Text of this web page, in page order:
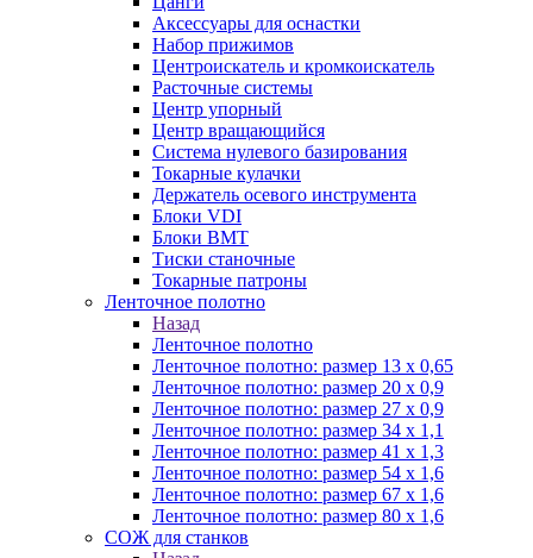
Аксессуары для оснастки
Набор прижимов
Центроискатель и кромкоискатель
Расточные системы
Центр упорный
Центр вращающийся
Система нулевого базирования
Токарные кулачки
Держатель осевого инструмента
Блоки VDI
Блоки BMT
Тиски станочные
Токарные патроны
Ленточное полотно
Назад
Ленточное полотно
Ленточное полотно: размер 13 х 0,65
Ленточное полотно: размер 20 х 0,9
Ленточное полотно: размер 27 х 0,9
Ленточное полотно: размер 34 х 1,1
Ленточное полотно: размер 41 х 1,3
Ленточное полотно: размер 54 х 1,6
Ленточное полотно: размер 67 х 1,6
Ленточное полотно: размер 80 х 1,6
СОЖ для станков